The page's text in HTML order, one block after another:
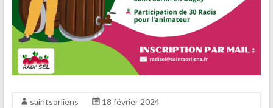
saintsorliens 18 février 2024